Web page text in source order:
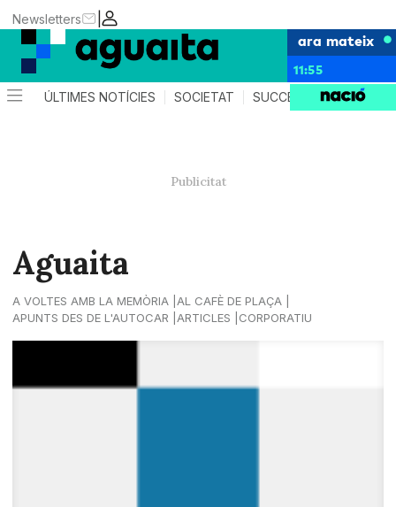
|
Newsletters
ara mateix
11:55
ÚLTIMES NOTÍCIES SOCIETAT SUCCESSOS AGENDA
Aguaita
A VOLTES AMB LA MEMÒRIA
AL CAFÈ DE PLAÇA
APUNTS DES DE L'AUTOCAR
ARTICLES CORPORATIU